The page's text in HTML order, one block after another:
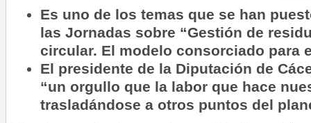
Es uno de los temas que se han
las Jornadas sobre “Gestión de
circular. El modelo consorciado para
El presidente de la Diputación de
“un orgullo que la labor que hace
trasladándose a otros puntos del